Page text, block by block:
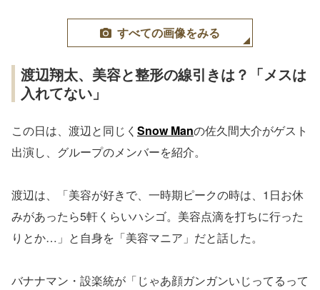
すべての画像をみる
渡辺翔太、美容と整形の線引きは？「メスは
入れてない」
この日は、渡辺と同じく Snow Manの佐久間大介がゲスト
出演し、グループのメンバーを紹介。
渡辺は、「美容が好きで、一時期ピークの時は、1日お休
みがあったら5軒くらいハシゴ。美容点滴を打ちに行った
りとか…」と自身を「美容マニア」だと話した。
バナナマン・設楽統が「じゃあ顔ガンガンいじってるって